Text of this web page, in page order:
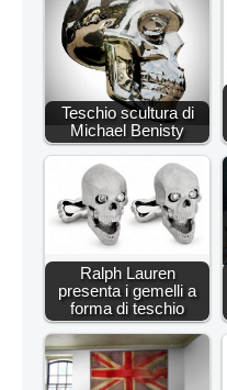
Teschio scultura di
Michael Benisty
Ralph Lauren
presenta i gemelli a
forma di teschio